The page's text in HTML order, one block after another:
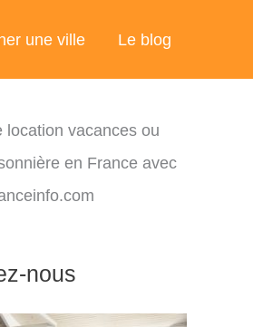
une ville Le blog
location vacances ou
en France avec
nous